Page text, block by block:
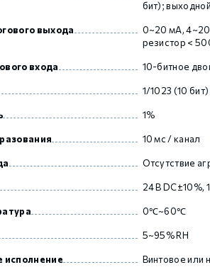
бит);
выхода
0~20 мА,
резистор <
входа 10-битное
1/1023 (10 бит)
1%
10 мс / канал
Отсутствие
24 В DC±10%,
0℃~60℃
5~95% RH
исполнение Винтовое или